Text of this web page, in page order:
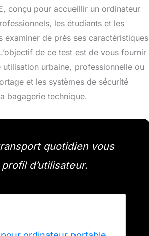
conçu pour accueillir un ordinateur
les étudiants et les
de près ses caractéristiques
de ce test est de vous fournir
urbaine, professionnelle ou
et les systèmes de sécurité
bagagerie technique.
quotidien vous
d’utilisateur.